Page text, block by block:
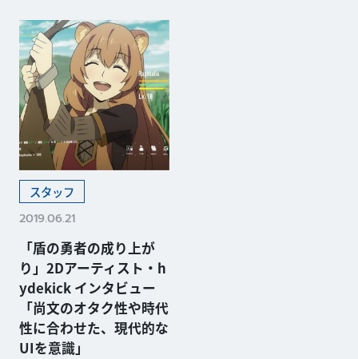
スタッフ
2019.06.21
「盾の勇者の成り上が
り」2Dアーティスト・h
ydekick インタビュー
「尚文のオタク性や時代
性に合わせた、現代的な
UIを意識」